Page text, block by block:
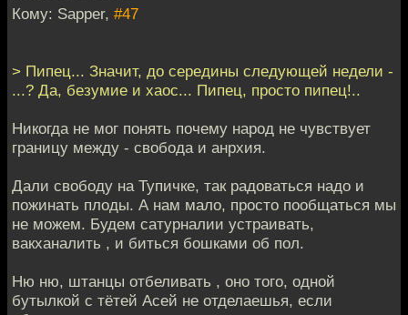
Кому: Sapper, #47
> Пипец... Значит, до середины следующей недели -
...? Да, безумие и хаос... Пипец, просто пипец!..
Никогда не мог понять почему народ не чувствует
границу между - свобода и анрхия.
Дали свободу на Тупичке, так радоваться надо и
пожинать плоды. А нам мало, просто пообщаться мы
не можем. Будем сатурналии устраивать,
вакханалить , и биться бошками об пол.
Ню ню, штанцы отбеливать , оно того, одной
бутылкой с тётей Асей не отделаешья, если